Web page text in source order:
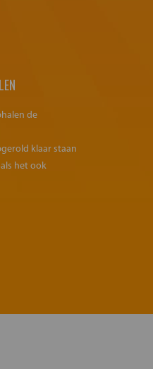
de
klaar staan
het ook